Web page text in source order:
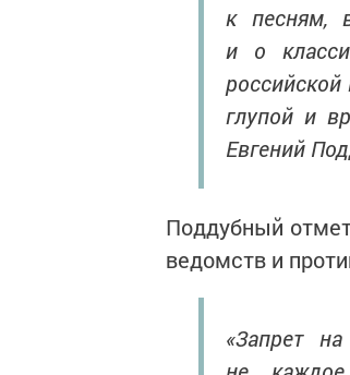
к песням,
и о
российской
глупой и
Евгений
Поддубный
ведомств и
«Запрет